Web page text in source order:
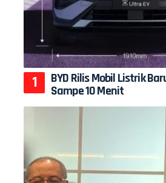
BYD Rilis Mobil Listrik
Sampe 10 Menit